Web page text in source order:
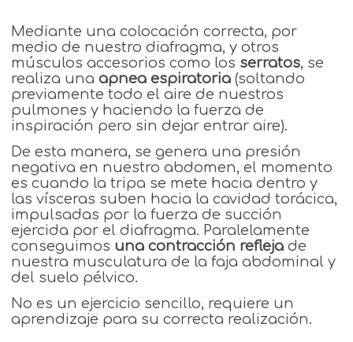
Mediante una colocación correcta, por
medio de nuestro diafragma, y otros
músculos accesorios como los serratos, se
realiza una apnea espiratoria (soltando
previamente todo el aire de nuestros
pulmones y haciendo la fuerza de
inspiración pero sin dejar entrar aire).
De esta manera, se genera una presión
negativa en nuestro abdomen, el momento
es cuando la tripa se mete hacia dentro y
las vísceras suben hacia la cavidad torácica,
impulsadas por la fuerza de succión
ejercida por el diafragma. Paralelamente
conseguimos una contracción refleja de
nuestra musculatura de la faja abdominal y
del suelo pélvico.
No es un ejercicio sencillo, requiere un
aprendizaje para su correcta realización.